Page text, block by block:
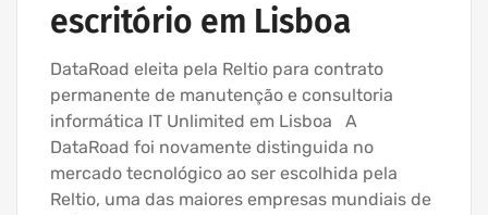
escritório em Lisboa
DataRoad eleita pela Reltio para contrato
permanente de manutenção e consultoria
informática IT Unlimited em Lisboa A
DataRoad foi novamente distinguida no
mercado tecnológico ao ser escolhida pela
Reltio, uma das maiores empresas mundiais de